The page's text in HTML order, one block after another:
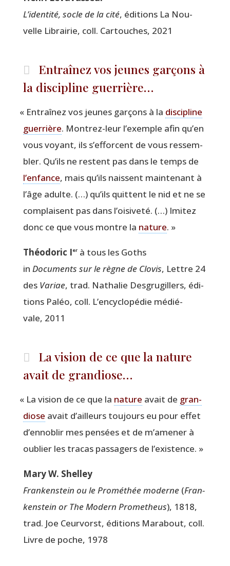
L’i­den­ti­té, socle de la cité, édi­tions La Nou­
velle Librai­rie, coll. Car­touches, 2021
Entraînez vos jeunes garçons à
la discipline guerrière…
« Entraî­nez vos jeunes gar­çons à la dis­ci­pline
guer­rière. Mon­trez-leur l’exemple afin qu’en
vous voyant, ils s’efforcent de vous res­sem­
bler. Qu’ils ne res­tent pas dans le temps de
l’en­fance, mais qu’ils naissent main­te­nant à
l’âge adulte. (…) qu’ils quittent le nid et ne se
com­plaisent pas dans l’oisiveté. (…) Imi­tez
donc ce que vous montre la nature. »
Théo­do­ric Ierà tous les Goths
in Docu­ments sur le règne de Clo­vis, Lettre 24
des Variae, trad. Natha­lie Des­gru­gil­lers, édi­
tions Paléo, coll. L’encyclopédie médié­
vale, 2011
La vision de ce que la nature
avait de grandiose…
« La vision de ce que la nature avait de gran­
diose avait d’ailleurs tou­jours eu pour effet
d’en­no­blir mes pen­sées et de m’a­me­ner à
oublier les tra­cas pas­sa­gers de l’existence. »
Mary W. Shelley
Fran­ken­stein ou le Pro­mé­thée moderne(Fran­
ken­stein or The Modern Pro­me­theus), 1818,
trad. Joe Ceur­vorst, édi­tions Mara­bout, coll.
Livre de poche, 1978